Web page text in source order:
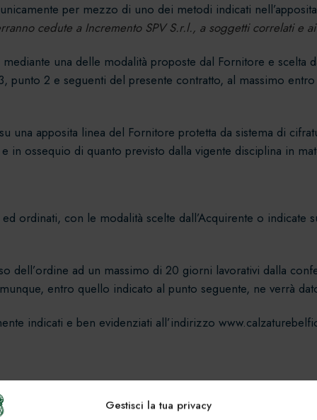
Gestisci la tua privacy
per mezzo di uno dei metodi indicati
cedute a Incremento SPV S.r.l., a soggetti correlati e
una delle modalità proposte dal Fornitore e scelta
punto 2 e seguenti del presente contratto, al massimo
una apposita linea del Fornitore protetta da sistema di
ossequio di quanto previsto dalla vigente disciplina in
ordinati, con le modalità scelte dall’Acquirente o
dell’ordine ad un massimo di 20 giorni lavorativi dalla
entro quello indicato al punto seguente, ne verrà
indicati e ben evidenziati all’indirizzo
del sito Internet www.calzaturebelfiore.com, sono